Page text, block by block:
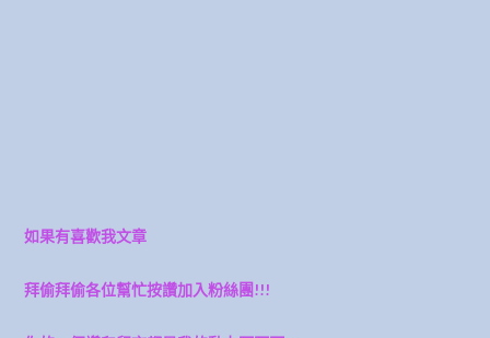
如果有喜歡我文章
拜偷拜偷各位幫忙按讚加入粉絲團!!!